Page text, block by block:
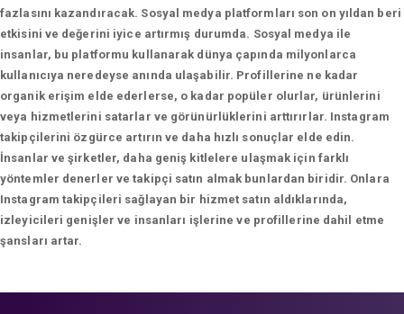
fazlasını kazandıracak. Sosyal medya platformları son on yıldan beri
etkisini ve değerini iyice artırmış durumda. Sosyal medya ile
insanlar, bu platformu kullanarak dünya çapında milyonlarca
kullanıcıya neredeyse anında ulaşabilir. Profillerine ne kadar
organik erişim elde ederlerse, o kadar popüler olurlar, ürünlerini
veya hizmetlerini satarlar ve görünürlüklerini arttırırlar. Instagram
takipçilerini özgürce artırın ve daha hızlı sonuçlar elde edin.
İnsanlar ve şirketler, daha geniş kitlelere ulaşmak için farklı
yöntemler denerler ve takipçi satın almak bunlardan biridir. Onlara
Instagram takipçileri sağlayan bir hizmet satın aldıklarında,
izleyicileri genişler ve insanları işlerine ve profillerine dahil etme
şansları artar.